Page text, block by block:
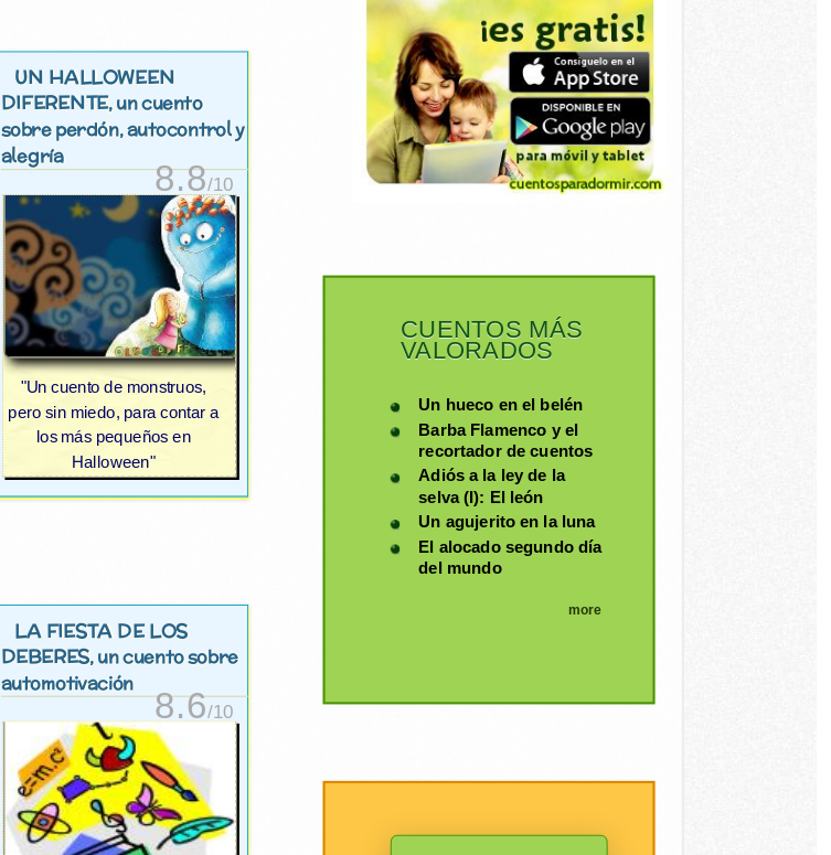
UN HALLOWEEN
DIFERENTE, un cuento
sobre perdón, autocontrol y
alegría
8.8/10
"Un cuento de monstruos,
pero sin miedo, para contar a
los más pequeños en
Halloween"
LA FIESTA DE LOS
DEBERES, un cuento sobre
automotivación
8.6/10
CUENTOS MÁS
VALORADOS
Un hueco en el belén
Barba Flamenco y el
recortador de cuentos
Adiós a la ley de la
selva (I): El león
Un agujerito en la luna
El alocado segundo día
del mundo
more